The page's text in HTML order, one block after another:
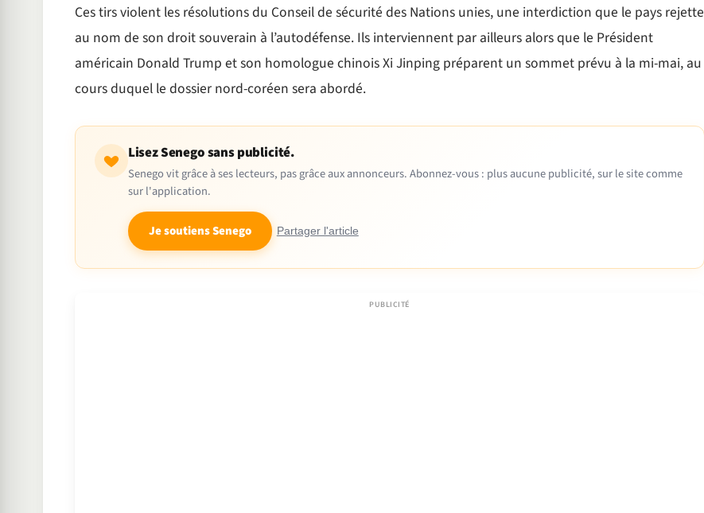
Ces tirs violent les résolutions du Conseil de sécurité des Nations unies, une interdiction que le pays rejette
au nom de son droit souverain à l’autodéfense. Ils interviennent par ailleurs alors que le Président
américain Donald Trump et son homologue chinois Xi Jinping préparent un sommet prévu à la mi-mai, au
cours duquel le dossier nord-coréen sera abordé.
Lisez Senego sans publicité.
Senego vit grâce à ses lecteurs, pas grâce aux annonceurs. Abonnez-vous : plus aucune publicité, sur le site comme
sur l'application.
Je soutiens Senego Partager l'article